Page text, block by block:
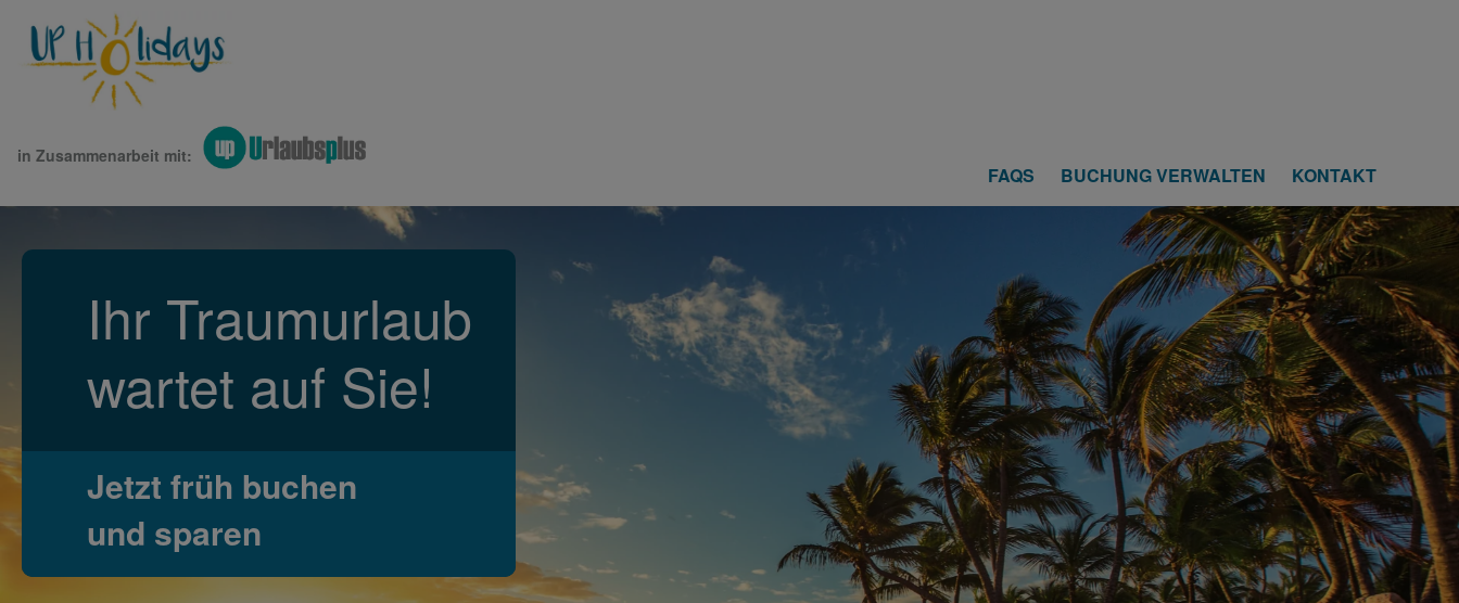
in Zusammenarbeit mit:
FAQS BUCHUNG VERWALTEN KONTAKT
Ihr Traumurlaub
wartet auf Sie!
Jetzt früh buchen
und sparen